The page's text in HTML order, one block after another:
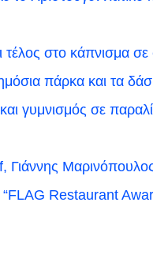
τέλος στο κάπνισμα σε
πάρκα και τα
γυμνισμός σε
Γιάννης
“FLAG Restaurant